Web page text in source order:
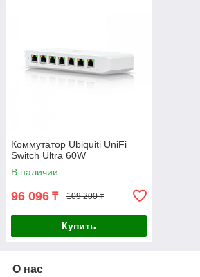
Коммутатор Ubiquiti UniFi
Switch Ultra 60W
В наличии
96 096 ₸ 109 200 ₸
Купить
О нас